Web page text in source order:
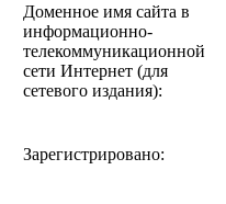
Доменное имя сайта в
информационно-
телекоммуникационной
сети Интернет (для
сетевого издания):
Зарегистрировано: